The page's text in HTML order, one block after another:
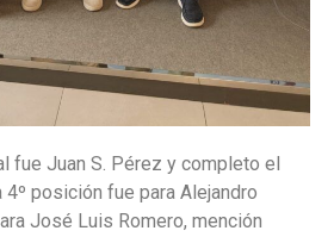
fue Juan S. Pérez y completo el
4º posición fue para Alejandro
José Luis Romero, mención